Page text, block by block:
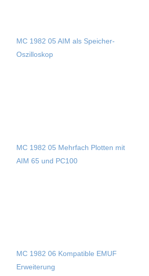
MC 1982 05 AIM als Speicher-
Oszilloskop
MC 1982 05 Mehrfach Plotten mit
AIM 65 und PC100
MC 1982 06 Kompatible EMUF
Erweiterung